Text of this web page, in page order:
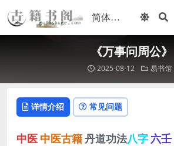
《万事问周公》
2025-08-12 易书馆
详情介绍 常见问题
中医 中医古籍丹道功法八字 六壬